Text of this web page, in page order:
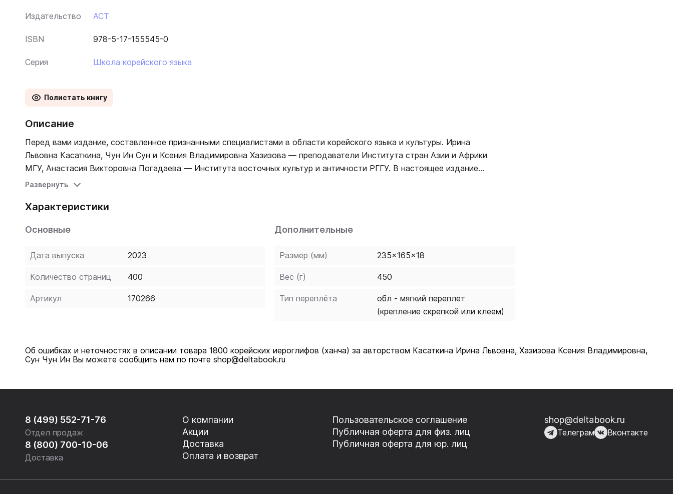
Издательство АСТ
ISBN 978-5-17-155545-0
Серия Школа корейского языка
Полистать книгу
Описание
Перед вами издание, составленное признанными специалистами в области корейского языка и культуры. Ирина
Львовна Касаткина, Чун Ин Сун и Ксения Владимировна Хазизова — преподаватели Института стран Азии и Африки
МГУ, Анастасия Викторовна Погадаева — Института восточных культур и античности РГГУ. В настоящее издание
вошли 1800 иероглифов, обязательных для изучения в школах Республики Корея. Эти иероглифы часто
Министерством образования Республики Корея. Иероглифы систематизированы по ключам в порядке возрастания,
словосочетания. Издание предназначено для начинающих и продолжающих изучение корейского языка.
Развернуть
Характеристики
Основные
Дата выпуска 2023
Количество страниц 400
Артикул 170266
Дополнительные
Размер (мм) 235x165x18
Вес (г) 450
Тип переплёта
обл - мягкий переплет
(крепление скрепкой или клеем)
Об ошибках и неточностях в описании товара 1800 корейских иероглифов (ханча) за авторством Касаткина Ирина Львовна, Хазизова Ксения Владимировна,
Сун Чун Ин Вы можете сообщить нам по почте shop@deltabook.ru
8 (499) 552-71-76
Отдел продаж
8 (800) 700-10-06
Доставка
О компании
Акции
Доставка
Оплата и возврат
Пользовательское соглашение
Публичная оферта для физ. лиц
Публичная оферта для юр. лиц
shop@deltabook.ru
Телеграм Вконтакте